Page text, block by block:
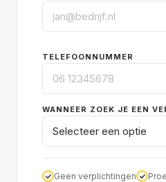
TELEFOONNUMMER
WANNEER ZOEK JE EEN
Geen verplichtingen